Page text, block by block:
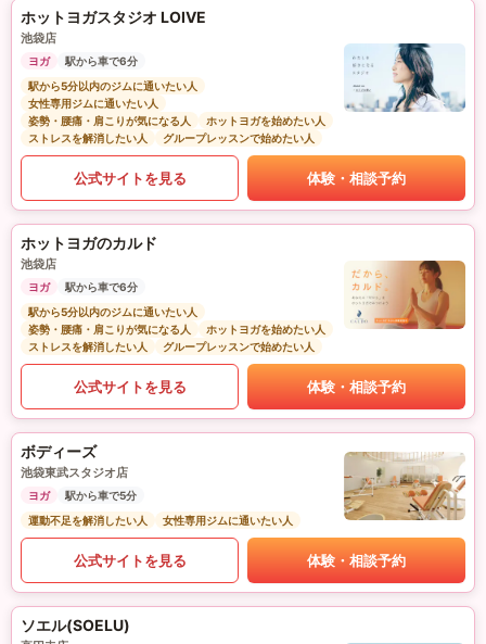
ホットヨガスタジオ LOIVE
池袋店
ヨガ
駅から車で6分
駅から5分以内のジムに通いたい人
女性専用ジムに通いたい人
姿勢・腰痛・肩こりが気になる人
ホットヨガを始めたい人
ストレスを解消したい人
グループレッスンで始めたい人
公式サイトを見る 体験・相談予約
ホットヨガのカルド
池袋店
ヨガ
駅から車で6分
駅から5分以内のジムに通いたい人
姿勢・腰痛・肩こりが気になる人
ホットヨガを始めたい人
ストレスを解消したい人
グループレッスンで始めたい人
公式サイトを見る 体験・相談予約
ボディーズ
池袋東武スタジオ店
ヨガ
駅から車で5分
運動不足を解消したい人
女性専用ジムに通いたい人
公式サイトを見る 体験・相談予約
ソエル(SOELU)